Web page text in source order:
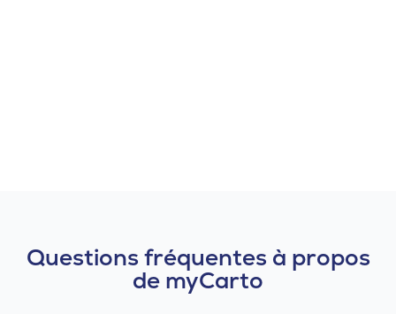
Questions fréquentes à propos
de myCarto